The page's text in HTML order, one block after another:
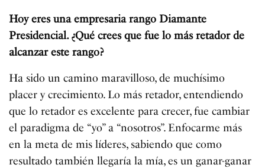
Hoy eres una empresaria rango Diamante
Presidencial. ¿Qué crees que fue lo más retador de
alcanzar este rango?
Ha sido un camino maravilloso, de muchísimo
placer y crecimiento. Lo más retador, entendiendo
que lo retador es excelente para crecer, fue cambiar
el paradigma de “yo” a “nosotros”. Enfocarme más
en la meta de mis líderes, sabiendo que como
resultado también llegaría la mía, es un ganar-ganar